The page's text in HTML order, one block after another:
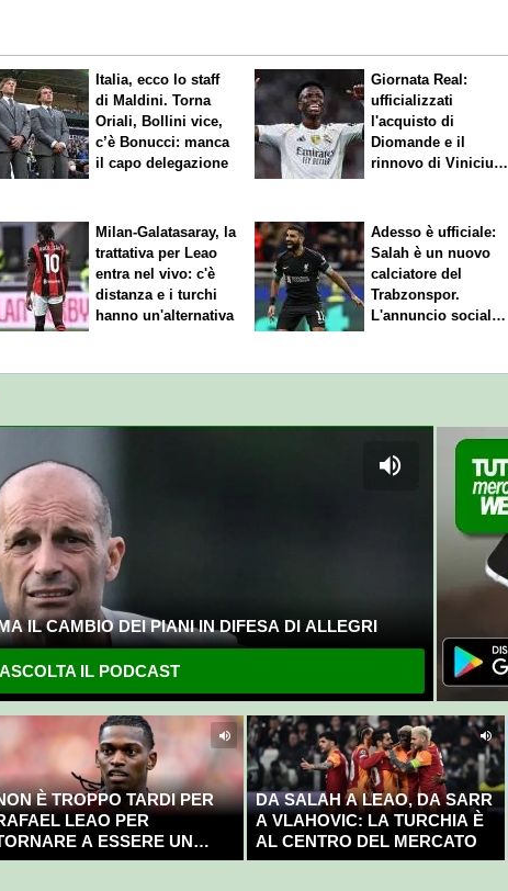
Italia, ecco lo staff
di Maldini. Torna
Oriali, Bollini vice,
c’è Bonucci: manca
il capo delegazione
Giornata Real:
ufficializzati
l'acquisto di
Diomande e il
rinnovo di Vinicius.
Milan-Galatasaray, la
trattativa per Leao
entra nel vivo: c'è
distanza e i turchi
hanno un'alternativa
Adesso è ufficiale:
Salah è un nuovo
calciatore del
Trabzonspor.
L'annuncio social
IL CAMBIO DEI PIANI IN DIFESA DI ALLEGRI
ASCOLTA IL PODCAST
È TROPPO TARDI PER
LEAO PER
A ESSERE UN
DA SALAH A LEAO, DA SARR
A VLAHOVIC: LA TURCHIA È
AL CENTRO DEL MERCATO